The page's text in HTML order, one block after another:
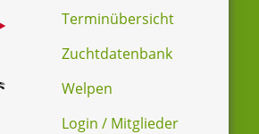
Terminübersicht
Zuchtdatenbank
Welpen
Login / Mitglieder